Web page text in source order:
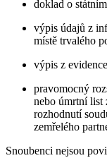
doklad o
výpis údajů z
místě trvalého
výpis z
pravomocný
nebo úmrtní list
rozhodnutí
zemřelého
Snoubenci nejsou